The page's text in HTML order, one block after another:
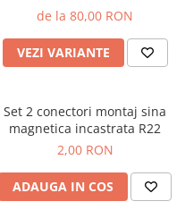
de la 80,00 RON
VEZI VARIANTE
Set 2 conectori montaj sina
magnetica incastrata R22
2,00 RON
ADAUGA IN COS